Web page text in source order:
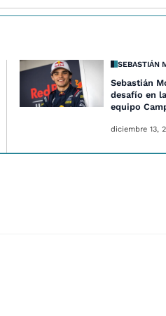
SEBASTIÁN
Sebastián
desafío en
equipo
diciembre 13,